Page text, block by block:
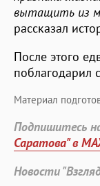
вытащить из
рассказал
После этого
поблагодарил
Материал
Подпишитесь
Саратова" в
Новости